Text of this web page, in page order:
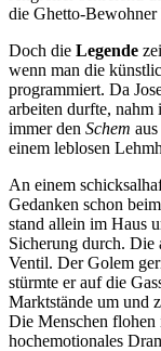
die Ghetto-
Doch die Legende
wenn man die
programmiert. Da
arbeiten durfte, nahm
immer den Schem
einem leblosen
An einem
Gedanken schon
stand allein im Haus
Sicherung durch. Die
Ventil. Der Golem
stürmte er auf die
Marktstände um und
Die Menschen flohen
hochemotionales